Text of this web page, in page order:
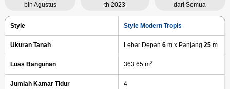
bln Agustus th 2023 dari Semua
Style Style Modern Tropis
Ukuran Tanah Lebar Depan6 m x Panjang25 m
Luas Bangunan 363.65 m2
Jumlah Kamar Tidur 4